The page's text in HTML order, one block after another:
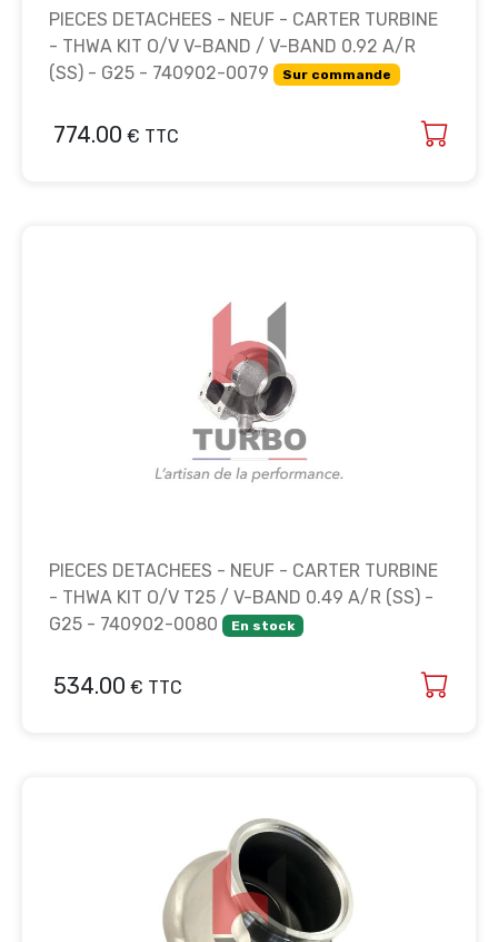
PIECES DETACHEES - NEUF - CARTER TURBINE
- THWA KIT O/V V-BAND / V-BAND 0.92 A/R
(SS) - G25 - 740902-0079
Sur commande
774.00 € TTC
PIECES DETACHEES - NEUF - CARTER TURBINE
- THWA KIT O/V T25 / V-BAND 0.49 A/R (SS) -
G25 - 740902-0080
En stock
534.00 € TTC